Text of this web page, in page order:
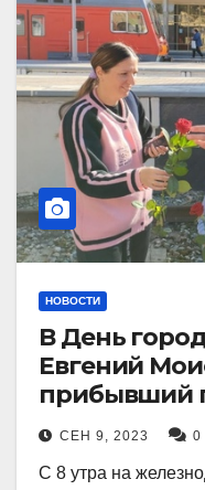
НОВОСТИ
В День
Евгений
прибывший
СЕН 9, 2023 0
С 8 утра на